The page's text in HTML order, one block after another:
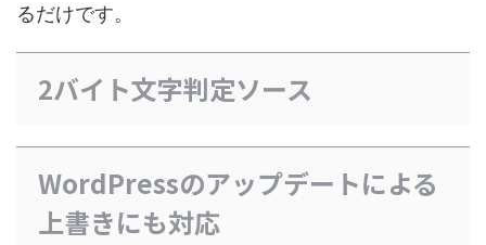
るだけです。
2バイト文字判定ソース
WordPressのアップデートによる
上書きにも対応